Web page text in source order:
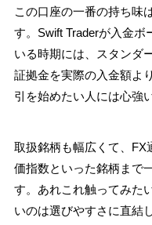
この口座の一番の持ち味は
す。Swift Traderが入金ボ
いる時期には、スタンダ
証拠金を実際の入金額よ
引を始めたい人には心強
取扱銘柄も幅広くて、FX
価指数といった銘柄まで
す。あれこれ触ってみた
いのは選びやすさに直結